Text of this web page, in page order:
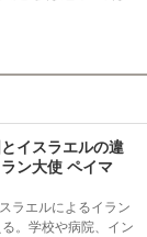
イスラエルの違
ン大使 ペイマ
ラエルによるイラン
。学校や病院、イン